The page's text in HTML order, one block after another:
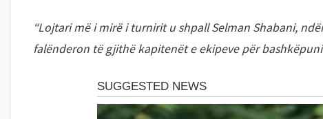
“Lojtari më i mirë i turnirit u shpall Selman Shabani,
falënderon të gjithë kapitenët e ekipeve për